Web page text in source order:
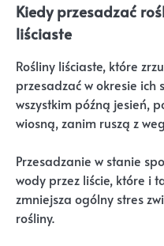
Kiedy przesadzać
liściaste
Rośliny liściaste, które
przesadzać w okresie ich
wszystkim późną jesień,
wiosną, zanim ruszą z
Przesadzanie w stanie
wody przez liście, które i
zmniejsza ogólny stres
rośliny.